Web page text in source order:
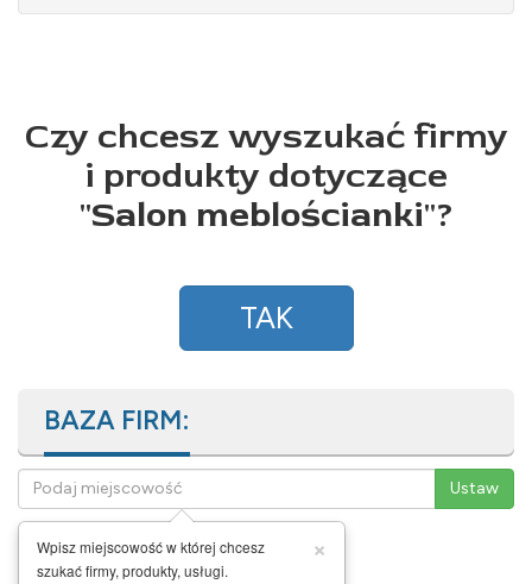
Czy chcesz wyszukać firmy
i produkty dotyczące
"Salon meblościanki"?
TAK
BAZA FIRM:
×
Wpisz miejscowość w której chcesz
szukać firmy, produkty, usługi.